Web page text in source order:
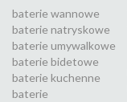
baterie wannowe
baterie natryskowe
baterie umywalkowe
baterie bidetowe
baterie kuchenne
baterie